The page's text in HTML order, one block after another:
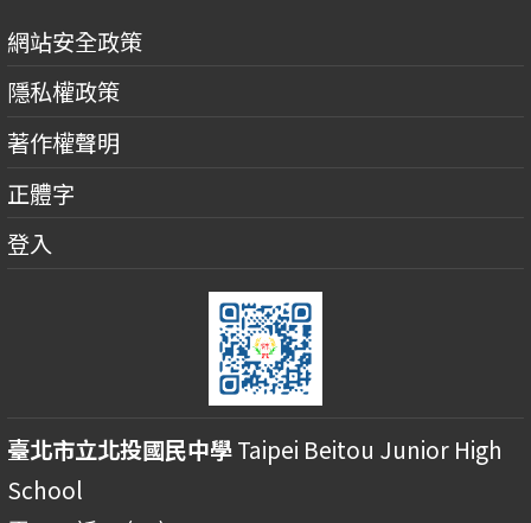
網站安全政策
隱私權政策
著作權聲明
正體字
登入
臺北市立北投國民中學Taipei Beitou Junior High
School